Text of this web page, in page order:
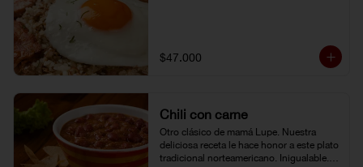
$47.000
Chili con carne
Otro clásico de mamá Lupe. Nuestra
deliciosa receta le hace honor a este plato
tradicional norteamericano. Inigualable.